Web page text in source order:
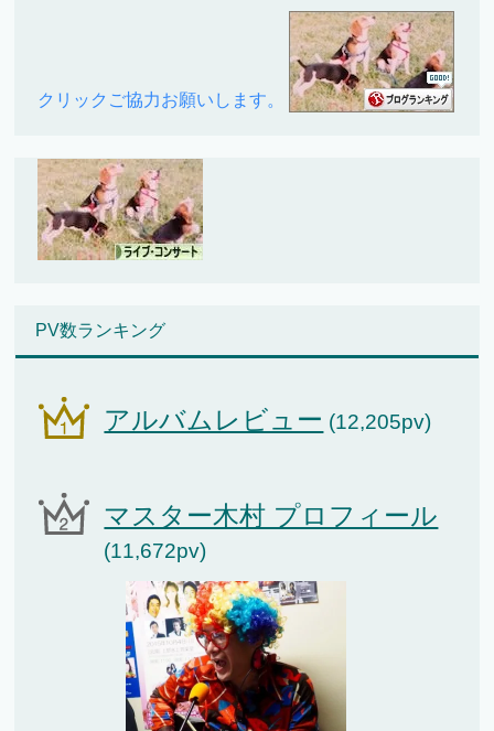
クリックご協力お願いします。
PV数ランキング
アルバムレビュー (12,205pv)
マスター木村 プロフィール
(11,672pv)